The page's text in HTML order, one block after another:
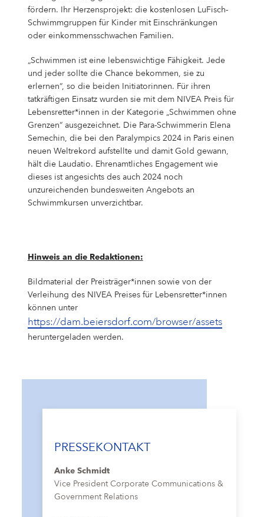
fördern. Ihr Herzensprojekt: die kostenlosen LuFisch-
Schwimmgruppen für Kinder mit Einschränkungen
oder einkommensschwachen Familien.
„Schwimmen ist eine lebenswichtige Fähigkeit. Jede
und jeder sollte die Chance bekommen, sie zu
erlernen“, so die beiden Initiatorinnen. Für ihren
tatkräftigen Einsatz wurden sie mit dem NIVEA Preis für
Lebensretter*innen in der Kategorie „Schwimmen ohne
Grenzen“ ausgezeichnet. Die Para-Schwimmerin Elena
Semechin, die bei den Paralympics 2024 in Paris einen
neuen Weltrekord aufstellte und damit Gold gewann,
hält die Laudatio. Ehrenamtliches Engagement wie
dieses ist angesichts des auch 2024 noch
unzureichenden bundesweiten Angebots an
Schwimmkursen unverzichtbar.
Hinweis an die Redaktionen:
Bildmaterial der Preisträger*innen sowie von der
Verleihung des NIVEA Preises für Lebensretter*innen
können unter
https://dam.beiersdorf.com/browser/assets
heruntergeladen werden.
PRESSEKONTAKT
Anke Schmidt
Vice President Corporate Communications &
Government Relations